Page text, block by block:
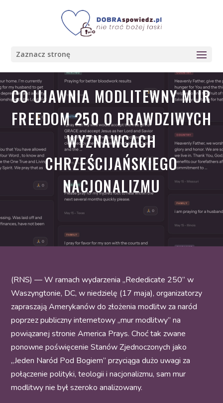
Zaznacz stronę
CO UJAWNIA MODLITEWNY MUR
FREEDOM 250 O PRAWDZIWYCH
WYZNAWCACH
CHRZEŚCIJAŃSKIEGO
NACJONALIZMU
(RNS) — W ramach wydarzenia „Rededicate 250” w
Waszyngtonie, DC, w niedzielę (17 maja), organizatorzy
zapraszają Amerykanów do złożenia modlitw za naród
poprzez publiczny internetowy „mur modlitwy” na
powiązanej stronie America Prays. Choć tak zwane
ponowne poświęcenie Stanów Zjednoczonych jako
„Jeden Naród Pod Bogiem” przyciąga dużo uwagi za
połączenie polityki, teologii i nacjonalizmu, sam mur
modlitwy nie był szeroko analizowany.